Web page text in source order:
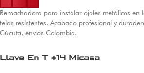
Remachadora para instalar ojales metálicos en
telas resistentes. Acabado profesional y
Cúcuta, envíos Colombia.
Llave En T #14 Micasa